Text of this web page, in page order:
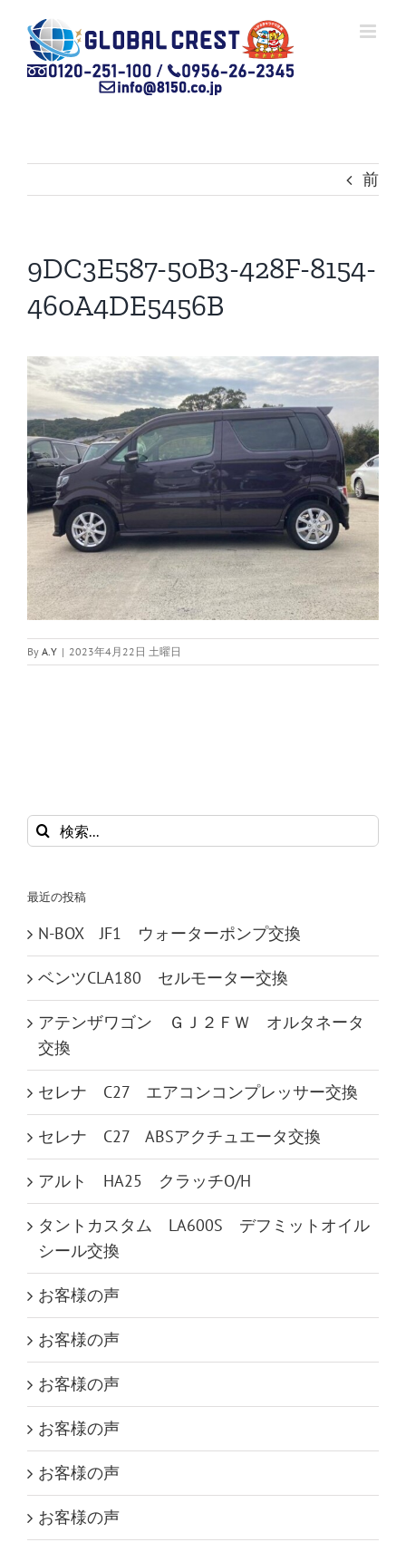
content
前
9DC3E587-50B3-428F-8154-
460A4DE5456B
By A.Y | 2023年4月22日 土曜日
検
索
最近の投稿
N-BOX JF1 ウォーターポンプ交換
ベンツCLA180 セルモーター交換
アテンザワゴン ＧＪ２ＦＷ オルタネータ
交換
セレナ C27 エアコンコンプレッサー交換
セレナ C27 ABSアクチュエータ交換
アルト HA25 クラッチO/H
タントカスタム LA600S デフミットオイル
シール交換
お客様の声
お客様の声
お客様の声
お客様の声
お客様の声
お客様の声